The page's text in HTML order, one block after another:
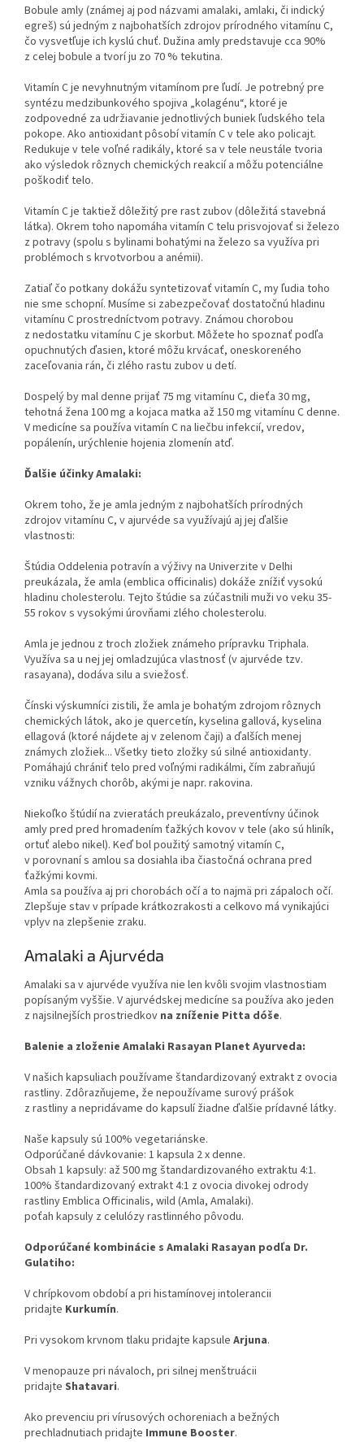
Bobule amly (známej aj pod názvami amalaki, amlaki, či indický
egreš) sú jedným z najbohatších zdrojov prírodného vitamínu C,
čo vysvetľuje ich kyslú chuť. Dužina amly predstavuje cca 90%
z celej bobule a tvorí ju zo 70 % tekutina.
Vitamín C je nevyhnutným vitamínom pre ľudí. Je potrebný pre
syntézu medzibunkového spojiva „kolagénu“, ktoré je
zodpovedné za udržiavanie jednotlivých buniek ľudského tela
pokope. Ako antioxidant pôsobí vitamín C v tele ako policajt.
Redukuje v tele voľné radikály, ktoré sa v tele neustále tvoria
ako výsledok rôznych chemických reakcií a môžu potenciálne
poškodiť telo.
Vitamín C je taktiež dôležitý pre rast zubov (dôležitá stavebná
látka). Okrem toho napomáha vitamín C telu prisvojovať si železo
z potravy (spolu s bylinami bohatými na železo sa využíva pri
problémoch s krvotvorbou a anémii).
Zatiaľ čo potkany dokážu syntetizovať vitamín C, my ľudia toho
nie sme schopní. Musíme si zabezpečovať dostatočnú hladinu
vitamínu C prostredníctvom potravy. Známou chorobou
z nedostatku vitamínu C je skorbut. Môžete ho spoznať podľa
opuchnutých ďasien, ktoré môžu krvácať, oneskoreného
zaceľovania rán, či zlého rastu zubov u detí.
Dospelý by mal denne prijať 75 mg vitamínu C, dieťa 30 mg,
tehotná žena 100 mg a kojaca matka až 150 mg vitamínu C denne.
V medicíne sa používa vitamín C na liečbu infekcií, vredov,
popálenín, urýchlenie hojenia zlomenín atď.
Ďalšie účinky Amalaki:
Okrem toho, že je amla jedným z najbohatších prírodných
zdrojov vitamínu C, v ajurvéde sa využívajú aj jej ďalšie
vlastnosti:
Štúdia Oddelenia potravín a výživy na Univerzite v Delhi
preukázala, že amla (emblica officinalis) dokáže znížiť vysokú
hladinu cholesterolu. Tejto štúdie sa zúčastnili muži vo veku 35-
55 rokov s vysokými úrovňami zlého cholesterolu.
Amla je jednou z troch zložiek známeho prípravku Triphala.
Využíva sa u nej jej omladzujúca vlastnosť (v ajurvéde tzv.
rasayana), dodáva silu a sviežosť.
Čínski výskumníci zistili, že amla je bohatým zdrojom rôznych
chemických látok, ako je quercetín, kyselina gallová, kyselina
ellagová (ktoré nájdete aj v zelenom čaji) a ďalších menej
známych zložiek... Všetky tieto zložky sú silné antioxidanty.
Pomáhajú chrániť telo pred voľnými radikálmi, čím zabraňujú
vzniku vážnych chorôb, akými je napr. rakovina.
Niekoľko štúdií na zvieratách preukázalo, preventívny účinok
amly pred pred hromadením ťažkých kovov v tele (ako sú hliník,
ortuť alebo nikel). Keď bol použitý samotný vitamín C,
v porovnaní s amlou sa dosiahla iba čiastočná ochrana pred
ťažkými kovmi.
Amla sa používa aj pri chorobách očí a to najmä pri zápaloch očí.
Zlepšuje stav v prípade krátkozrakosti a celkovo má vynikajúci
vplyv na zlepšenie zraku.
Amalaki a Ajurvéda
Amalaki sa v ajurvéde využíva nie len kvôli svojim vlastnostiam
popísaným vyššie. V ajurvédskej medicíne sa používa ako jeden
z najsilnejších prostriedkov na zníženie Pitta dóše.
Balenie a zloženie Amalaki Rasayan Planet Ayurveda:
V našich kapsuliach používame štandardizovaný extrakt z ovocia
rastliny. Zdôrazňujeme, že nepoužívame surový prášok
z rastliny a nepridávame do kapsulí žiadne ďalšie prídavné látky.
Naše kapsuly sú 100% vegetariánske.
Odporúčané dávkovanie: 1 kapsula 2 x denne.
Obsah 1 kapsuly: až 500 mg štandardizovaného extraktu 4:1.
100% štandardizovaný extrakt 4:1 z ovocia divokej odrody
rastliny Emblica Officinalis, wild (Amla, Amalaki).
poťah kapsuly z celulózy rastlinného pôvodu.
Odporúčané kombinácie s Amalaki Rasayan podľa Dr.
Gulatiho:
V chrípkovom období a pri histamínovej intolerancii
pridajte Kurkumín.
Pri vysokom krvnom tlaku pridajte kapsule Arjuna.
V menopauze pri návaloch, pri silnej menštruácii
pridajte Shatavari.
Ako prevenciu pri vírusových ochoreniach a bežných
prechladnutiach pridajte Immune Booster.